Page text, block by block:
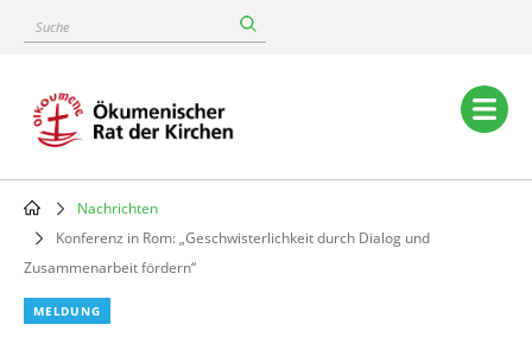
content
Suche
Main
navigation
Breadcrumb
Nachrichten
Konferenz in Rom: „Geschwisterlichkeit durch Dialog und
Zusammenarbeit fördern“
MELDUNG